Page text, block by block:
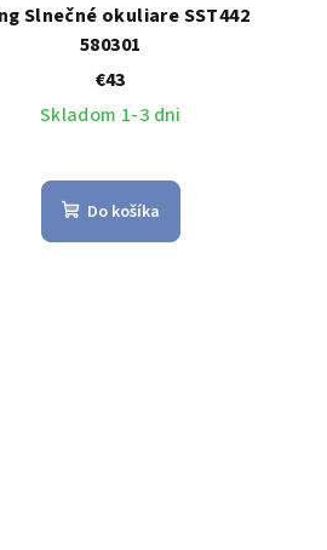
Slnečné okuliare SST442
580301
€43
Skladom 1-3 dni
Do košíka